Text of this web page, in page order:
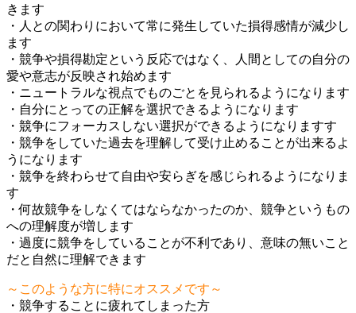
きます
・人との関わりにおいて常に発生していた損得感情が減少し
ます
・競争や損得勘定という反応ではなく、人間としての自分の
愛や意志が反映され始めます
・ニュートラルな視点でものごとを見られるようになります
・自分にとっての正解を選択できるようになります
・競争にフォーカスしない選択ができるようになりますす
・競争をしていた過去を理解して受け止めることが出来るよ
うになります
・競争を終わらせて自由や安らぎを感じられるようになりま
す
・何故競争をしなくてはならなかったのか、競争というもの
への理解度が増します
・過度に競争をしていることが不利であり、意味の無いこと
だと自然に理解できます
～このような方に特にオススメです～
・競争することに疲れてしまった方